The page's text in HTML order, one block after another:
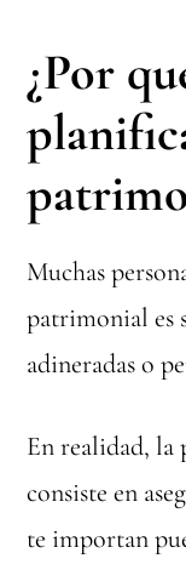
¿Por
Muchas
patrimonial es
adineradas o
En realidad,
consiste en
te importan